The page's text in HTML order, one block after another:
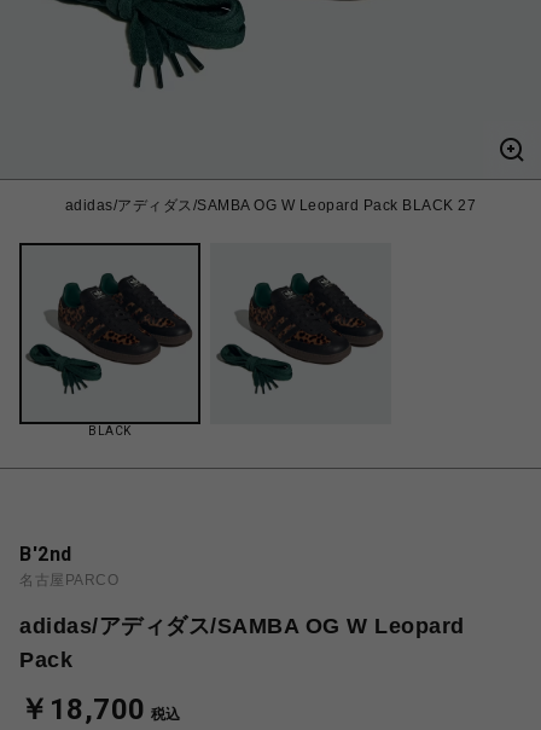
adidas/アディダス/SAMBA OG W Leopard Pack BLACK 27
BLACK
B'2nd
名古屋PARCO
adidas/アディダス/SAMBA OG W Leopard
Pack
￥18,700 税込